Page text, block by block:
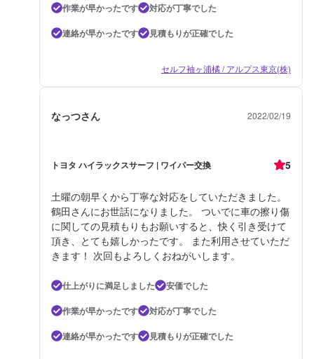
作業が早かったです
対応が丁寧でした
連絡が早かったです
見積もりが正確でした
セルフ袖ヶ浦橘 / アルプス東京(株)
なっつさん 2022/02/19
トヨタ ハイラックスサーフ | ワイパー交換 5
土曜の朝早くから丁寧な対応をしていただきました。
鶴田さんにお世話になりました。 ついでに車の擦り傷
に関しての見積もりもお願いすると、快く引き受けて
頂き、とても嬉しかったです。 また利用させていただ
きます！ 次回もよろしくおねがいします。
仕上がりに満足しました
安価でした
作業が早かったです
対応が丁寧でした
連絡が早かったです
見積もりが正確でした